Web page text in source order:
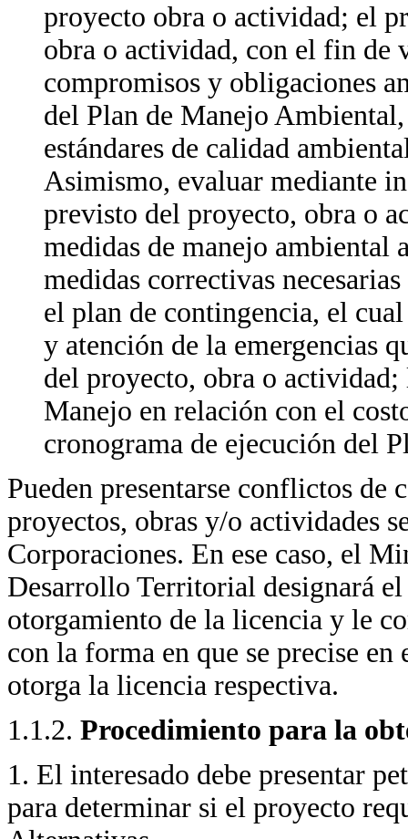
proyecto obra o actividad; el
obra o actividad, con el fin
compromisos y obligaciones
del Plan de Manejo
estándares de calidad
Asimismo, evaluar mediante
previsto del proyecto, obra o
medidas de manejo ambiental
medidas correctivas
el plan de contingencia, el
y atención de la emergencias
del proyecto, obra o actividad;
Manejo en relación con el
cronograma de ejecución del
Pueden presentarse conflictos de
proyectos, obras y/o actividades
Corporaciones. En ese caso, el
Desarrollo Territorial designará
otorgamiento de la licencia y le
con la forma en que se precise
otorga la licencia respectiva.
1.1.2. Procedimiento para la
1. El interesado debe presentar
para determinar si el proyecto